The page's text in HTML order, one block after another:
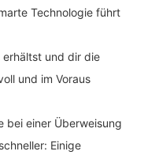
Technologie führt
erhältst und dir die
und im Voraus
bei einer Überweisung
Einige